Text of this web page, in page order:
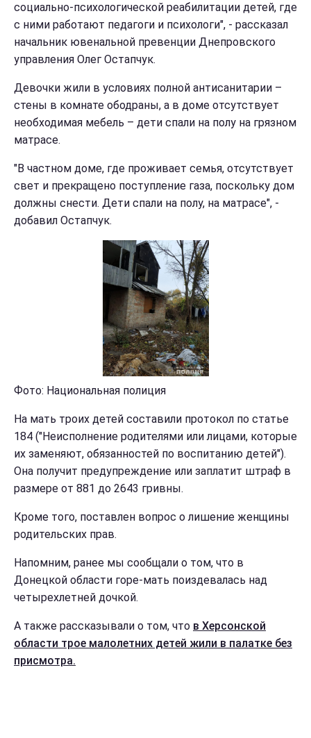
социально-психологической реабилитации детей, где
с ними работают педагоги и психологи", - рассказал
начальник ювенальной превенции Днепровского
управления Олег Остапчук.
Девочки жили в условиях полной антисанитарии –
стены в комнате ободраны, а в доме отсутствует
необходимая мебель – дети спали на полу на грязном
матрасе.
"В частном доме, где проживает семья, отсутствует
свет и прекращено поступление газа, поскольку дом
должны снести. Дети спали на полу, на матрасе", -
добавил Остапчук.
Фото: Национальная полиция
На мать троих детей составили протокол по статье
184 ("Неисполнение родителями или лицами, которые
их заменяют, обязанностей по воспитанию детей").
Она получит предупреждение или заплатит штраф в
размере от 881 до 2643 гривны.
Кроме того, поставлен вопрос о лишение женщины
родительских прав.
Напомним, ранее мы сообщали о том, что в
Донецкой области горе-мать поиздевалась над
четырехлетней дочкой.
А также рассказывали о том, что в Херсонской
области трое малолетних детей жили в палатке без
присмотра.